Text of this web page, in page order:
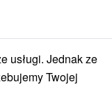
jak je wykorzystać
usługi. Jednak ze
Twojej